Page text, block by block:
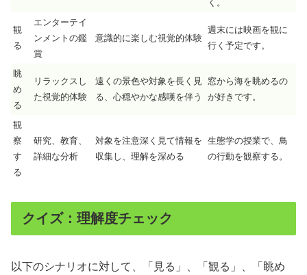
く。
観
る
エンターテイ
ンメントの鑑
賞
意識的に楽しむ視覚的体験
週末には映画を観に
行く予定です。
眺
め
る
リラックスし
た視覚的体験
遠くの景色や対象を長く見
る、心穏やかな感嘆を伴う
窓から海を眺めるの
が好きです。
観
察
す
る
研究、教育、
詳細な分析
対象を注意深く見て情報を
収集し、理解を深める
生態学の授業で、鳥
の行動を観察する。
クイズ：理解度チェック
以下のシナリオに対して、「見る」、「観る」、「眺め